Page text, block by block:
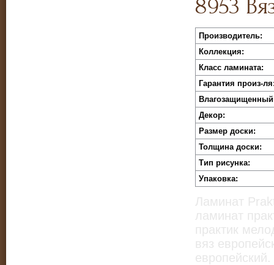
8953
Производитель:
Коллекция:
Класс ламината:
Гарантия произ-
Декор:
Размер доски:
Толщина доски:
Тип рисунка:
Упаковка:
Ламинат
ламинат
практик
вяз
европейский.